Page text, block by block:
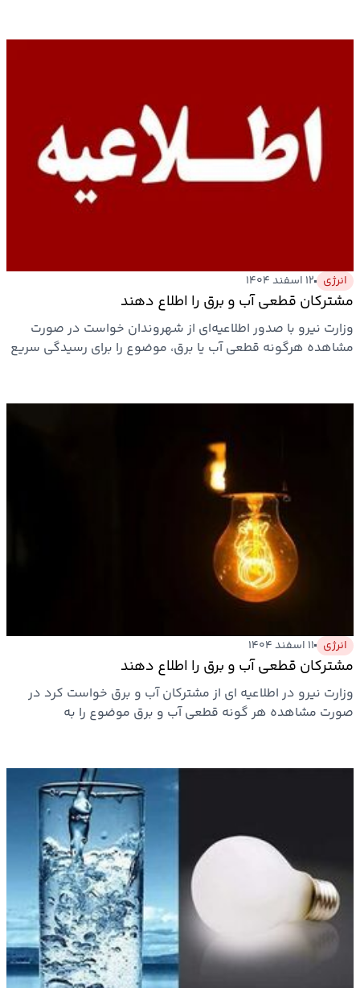
انرژی ۱۲ اسفند ۱۴۰۴
مشترکان قطعی آب و برق را اطلاع دهند
وزارت نیرو با صدور اطلاعیه‌ای از شهروندان خواست در صورت
مشاهده هرگونه قطعی آب یا برق، موضوع را برای رسیدگی سریع
انرژی ۱۱ اسفند ۱۴۰۴
مشترکان قطعی آب و برق را اطلاع دهند
وزارت نیرو در اطلاعیه ای از مشترکان آب و برق خواست کرد در
صورت مشاهده هر گونه قطعی آب و برق موضوع را به